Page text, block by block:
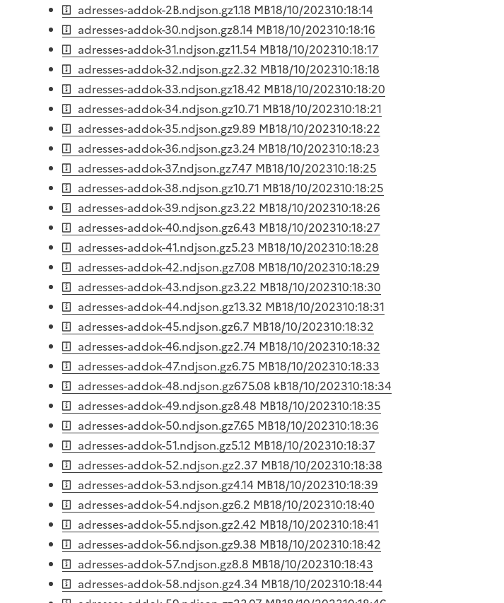
adresses-addok-2B.ndjson.gz1.18 MB18/10/202310:18:14
adresses-addok-30.ndjson.gz8.14 MB18/10/202310:18:16
adresses-addok-31.ndjson.gz11.54 MB18/10/202310:18:17
adresses-addok-32.ndjson.gz2.32 MB18/10/202310:18:18
adresses-addok-33.ndjson.gz18.42 MB18/10/202310:18:20
adresses-addok-34.ndjson.gz10.71 MB18/10/202310:18:21
adresses-addok-35.ndjson.gz9.89 MB18/10/202310:18:22
adresses-addok-36.ndjson.gz3.24 MB18/10/202310:18:23
adresses-addok-37.ndjson.gz7.47 MB18/10/202310:18:25
adresses-addok-38.ndjson.gz10.71 MB18/10/202310:18:25
adresses-addok-39.ndjson.gz3.22 MB18/10/202310:18:26
adresses-addok-40.ndjson.gz6.43 MB18/10/202310:18:27
adresses-addok-41.ndjson.gz5.23 MB18/10/202310:18:28
adresses-addok-42.ndjson.gz7.08 MB18/10/202310:18:29
adresses-addok-43.ndjson.gz3.22 MB18/10/202310:18:30
adresses-addok-44.ndjson.gz13.32 MB18/10/202310:18:31
adresses-addok-45.ndjson.gz6.7 MB18/10/202310:18:32
adresses-addok-46.ndjson.gz2.74 MB18/10/202310:18:32
adresses-addok-47.ndjson.gz6.75 MB18/10/202310:18:33
adresses-addok-48.ndjson.gz675.08 kB18/10/202310:18:34
adresses-addok-49.ndjson.gz8.48 MB18/10/202310:18:35
adresses-addok-50.ndjson.gz7.65 MB18/10/202310:18:36
adresses-addok-51.ndjson.gz5.12 MB18/10/202310:18:37
adresses-addok-52.ndjson.gz2.37 MB18/10/202310:18:38
adresses-addok-53.ndjson.gz4.14 MB18/10/202310:18:39
adresses-addok-54.ndjson.gz6.2 MB18/10/202310:18:40
adresses-addok-55.ndjson.gz2.42 MB18/10/202310:18:41
adresses-addok-56.ndjson.gz9.38 MB18/10/202310:18:42
adresses-addok-57.ndjson.gz8.8 MB18/10/202310:18:43
adresses-addok-58.ndjson.gz4.34 MB18/10/202310:18:44